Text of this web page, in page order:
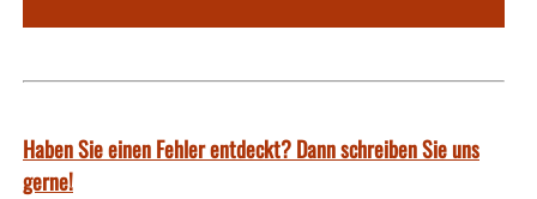
Haben Sie einen Fehler entdeckt? Dann schreiben Sie uns
gerne!